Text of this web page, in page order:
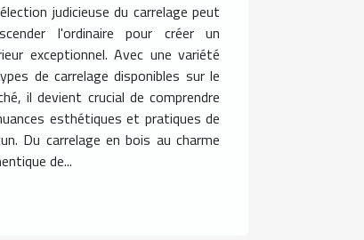
intérieur ?
judicieuse du carrelage peut
l'ordinaire pour créer un
exceptionnel. Avec une variété
de carrelage disponibles sur le
il devient crucial de comprendre
esthétiques et pratiques de
Du carrelage en bois au charme
de...